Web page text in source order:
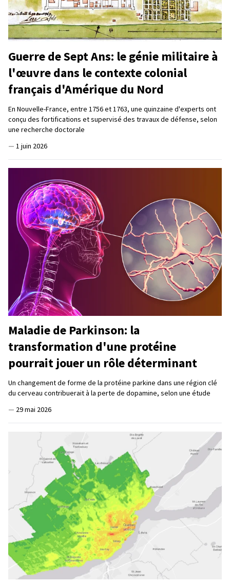
Guerre de Sept Ans: le génie militaire à
l'œuvre dans le contexte colonial
français d'Amérique du Nord
En Nouvelle-France, entre 1756 et 1763, une quinzaine d'experts ont
conçu des fortifications et supervisé des travaux de défense, selon
une recherche doctorale
— 1 juin 2026
Maladie de Parkinson: la
transformation d'une protéine
pourrait jouer un rôle déterminant
Un changement de forme de la protéine parkine dans une région clé
du cerveau contribuerait à la perte de dopamine, selon une étude
— 29 mai 2026